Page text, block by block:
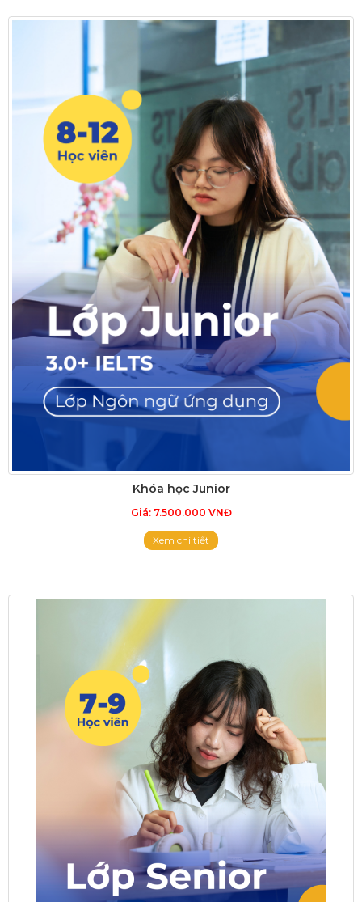
Khóa học Junior
Giá: 7.500.000 VNĐ
Xem chi tiết